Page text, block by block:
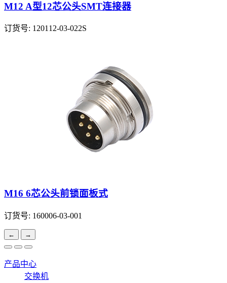
M12 A型12芯公头SMT连接器
订货号: 120112-03-022S
M16 6芯公头前锁面板式
订货号: 160006-03-001
← →
产品中心
交换机